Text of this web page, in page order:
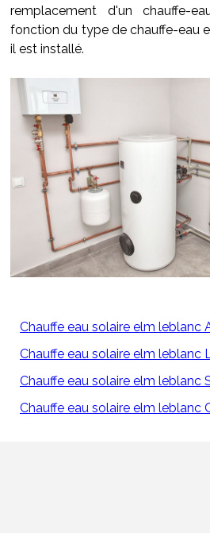
remplacement d'un chauffe-
fonction du type de chauffe-eau
il est installé.
Chauffe eau solaire elm leblanc
Chauffe eau solaire elm leblanc
Chauffe eau solaire elm leblanc
Chauffe eau solaire elm leblanc